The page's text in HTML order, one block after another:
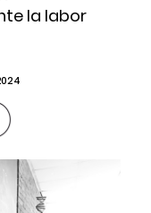
la labor